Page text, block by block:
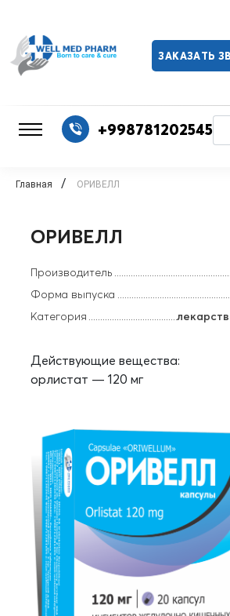
ЗАКАЗАТЬ
+998781202545
Главная / ОРИВЕЛЛ
ОРИВЕЛЛ
Производитель
Форма выпуска
Категория
Действующие вещества:
орлистат — 120 мг